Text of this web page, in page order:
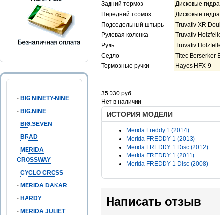
- BIG NINETY-NINE
- BIG.NINE
- BIG.SEVEN
- BRAD
- MERIDA
CROSSWAY
- CYCLO CROSS
- MERIDA DAKAR
- HARDY
- MERIDA JULIET
Задний тормоз
Дисковые
Передний тормоз
Дисковые
Подседельный штырь
Truvativ XR
Рулевая колонка
Truvativ
Руль
Truvativ
Седло
Titec Berserker
Тормозные ручки
Hayes HFX-9
35 030 руб.
Нет в наличии
ИСТОРИЯ МОДЕЛИ
Merida Freddy 1 (2014)
Merida FREDDY 1 (2013)
Merida FREDDY 1 Disc (2012)
Merida FREDDY 1 (2011)
Merida FREDDY 1 Disc (2008)
Написать отзыв